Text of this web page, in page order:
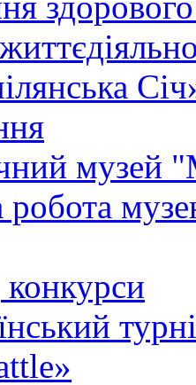
музей
робота
конкурси